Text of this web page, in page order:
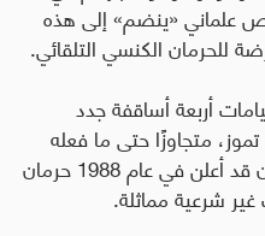
علماني «ينضم» إلى هذه
للحرمان الكنسي التلقائي.
أربعة أساقفة جدد
للجماعة في إكون بسويسرا في 1 تموز، متجاوزًا حتى ما فعله
البابا يوحنا بولس الثاني، الذي كان قد أعلن في عام 1988 حرمان
شرعية مماثلة.